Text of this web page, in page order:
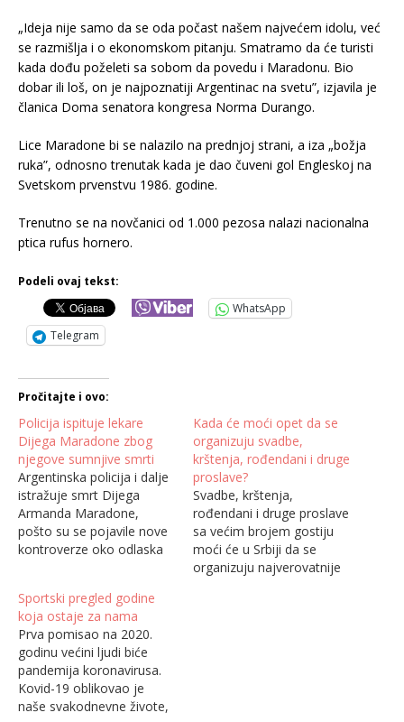
„Ideja nije samo da se oda počast našem najvećem idolu, već
se razmišlja i o ekonomskom pitanju. Smatramo da će turisti
kada dođu poželeti sa sobom da povedu i Maradonu. Bio
dobar ili loš, on je najpoznatiji Argentinac na svetu”, izjavila je
članica Doma senatora kongresa Norma Durango.
Lice Maradone bi se nalazilo na prednjoj strani, a iza „božja
ruka”, odnosno trenutak kada je dao čuveni gol Engleskoj na
Svetskom prvenstvu 1986. godine.
Trenutno se na novčanici od 1.000 pezosa nalazi nacionalna
ptica rufus hornero.
Podeli ovaj tekst:
WhatsApp
Telegram
Pročitajte i ovo:
Policija ispituje lekare
Dijega Maradone zbog
njegove sumnjive smrti
Argentinska policija i dalje
istražuje smrt Dijega
Armanda Maradone,
pošto su se pojavile nove
kontroverze oko odlaska
preminuo 25. novembra u
60. godini, navedeno je da
je razlog akutni edem
pluća, a pod istragom su
lekari koji su brinuli o
Maradoni poslednjih dana
njegovog…
Kada će moći opet da se
organizuju svadbe,
krštenja, rođendani i druge
proslave?
Svadbe, krštenja,
rođendani i druge proslave
sa većim brojem gostiju
moći će u Srbiji da se
organizuju najverovatnije
Sportski pregled godine
koja ostaje za nama
Prva pomisao na 2020.
godinu većini ljudi biće
pandemija koronavirusa.
Kovid-19 oblikovao je
naše svakodnevne živote,